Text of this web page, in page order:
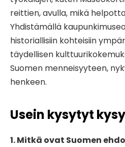
reittien, avulla, mikä
Yhdistämällä
historiallisiin kohteisiin
täydellisen
Suomen menneisyyteen,
henkeen.
Usein kysytyt
1. Mitkä ovat Suomen